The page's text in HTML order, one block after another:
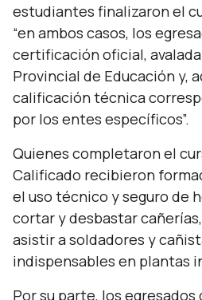
estudiantes finalizaron el
“en ambos casos, los
certificación oficial,
Provincial de Educación y,
calificación técnica
por los entes específicos”.
Quienes completaron el
Calificado recibieron
el uso técnico y seguro de
cortar y desbastar
asistir a soldadores y
indispensables en plantas
Por su parte, los egresados